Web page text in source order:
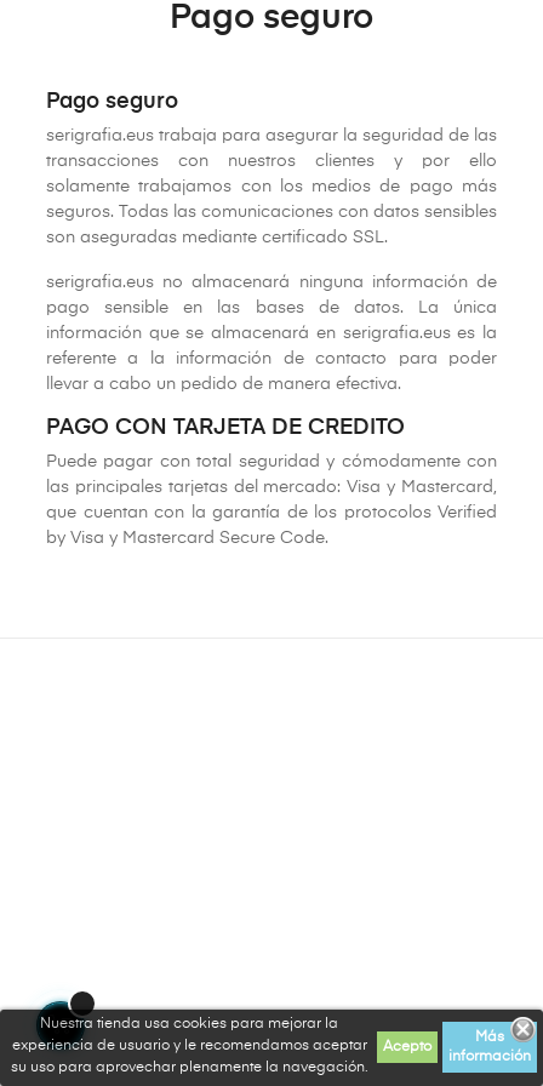
Nuestra tienda usa cookies para mejorar la
experiencia de usuario y le recomendamos aceptar
su uso para aprovechar plenamente la navegación.
Acepto
Más
información
Pago seguro
Pago seguro
serigrafia.eus trabaja para asegurar la seguridad de las
transacciones con nuestros clientes y por ello
solamente trabajamos con los medios de pago más
seguros. Todas las comunicaciones con datos sensibles
son aseguradas mediante certificado SSL.
serigrafia.eus no almacenará ninguna información de
pago sensible en las bases de datos. La única
información que se almacenará en serigrafia.eus es la
referente a la información de contacto para poder
llevar a cabo un pedido de manera efectiva.
PAGO CON TARJETA DE CREDITO
Puede pagar con total seguridad y cómodamente con
las principales tarjetas del mercado: Visa y Mastercard,
que cuentan con la garantía de los protocolos Verified
by Visa y Mastercard Secure Code.